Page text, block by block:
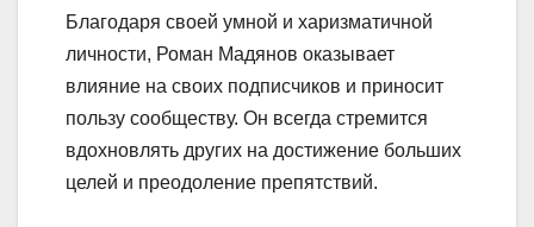
Благодаря своей умной и харизматичной
личности, Роман Мадянов оказывает
влияние на своих подписчиков и приносит
пользу сообществу. Он всегда стремится
вдохновлять других на достижение больших
целей и преодоление препятствий.